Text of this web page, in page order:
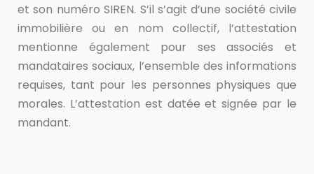
et son numéro SIREN. S’il s’agit d’une société civile
immobilière ou en nom collectif, l’attestation
mentionne également pour ses associés et
mandataires sociaux, l’ensemble des informations
requises, tant pour les personnes physiques que
morales. L’attestation est datée et signée par le
mandant.